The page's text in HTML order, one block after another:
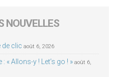
NOUVELLES
de clic août 6, 2026
« Allons-y ! Let’s go ! » août 6,